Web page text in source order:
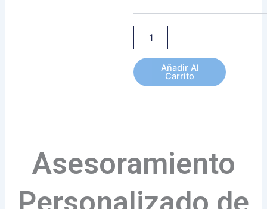
Añadir Al
Carrito
Asesoramiento